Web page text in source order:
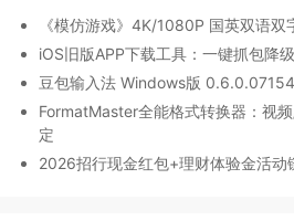
《模仿游戏》4K/1080P 国英双语双
iOS旧版APP下载工具：一键抓包降
豆包输入法 Windows版 0.6.0.07154
FormatMaster全能格式转换器：视
定
2026招行现金红包+理财体验金活动